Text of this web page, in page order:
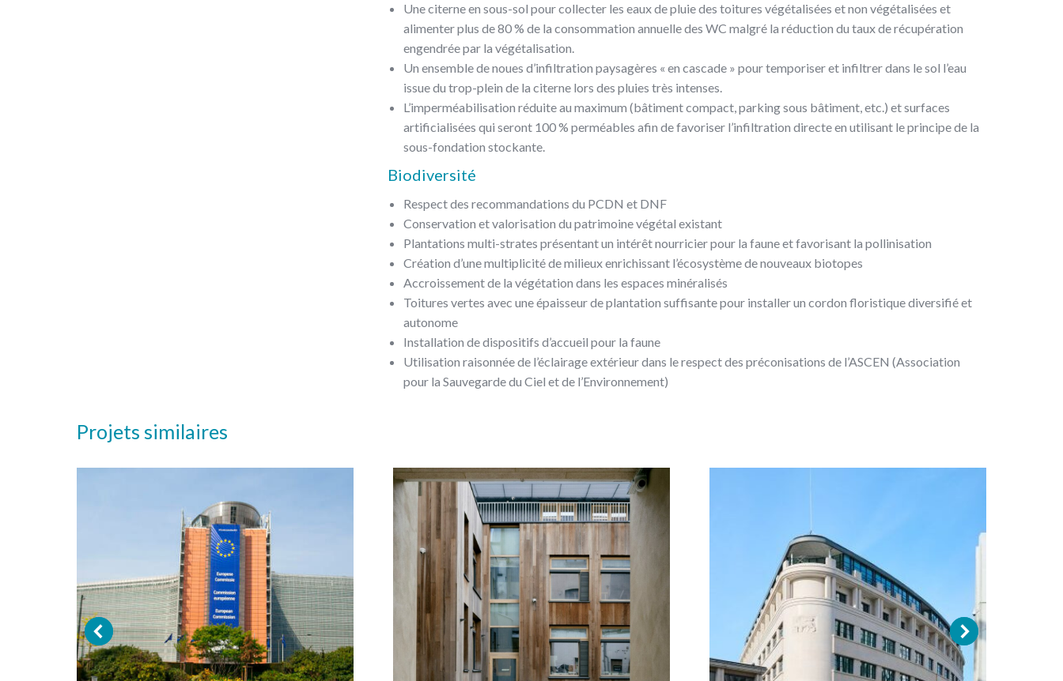
Une citerne en sous-sol pour collecter les eaux de pluie des toitures végétalisées et non végétalisées et
alimenter plus de 80 % de la consommation annuelle des WC malgré la réduction du taux de récupération
engendrée par la végétalisation.
Un ensemble de noues d’infiltration paysagères « en cascade » pour temporiser et infiltrer dans le sol l’eau
issue du trop-plein de la citerne lors des pluies très intenses.
L’imperméabilisation réduite au maximum (bâtiment compact, parking sous bâtiment, etc.) et surfaces
artificialisées qui seront 100 % perméables afin de favoriser l’infiltration directe en utilisant le principe de la
sous-fondation stockante.
Biodiversité
Respect des recommandations du PCDN et DNF
Conservation et valorisation du patrimoine végétal existant
Plantations multi-strates présentant un intérêt nourricier pour la faune et favorisant la pollinisation
Création d’une multiplicité de milieux enrichissant l’écosystème de nouveaux biotopes
Accroissement de la végétation dans les espaces minéralisés
Toitures vertes avec une épaisseur de plantation suffisante pour installer un cordon floristique diversifié et
autonome
Installation de dispositifs d’accueil pour la faune
Utilisation raisonnée de l’éclairage extérieur dans le respect des préconisations de l’ASCEN (Association
pour la Sauvegarde du Ciel et de l’Environnement)
Projets similaires